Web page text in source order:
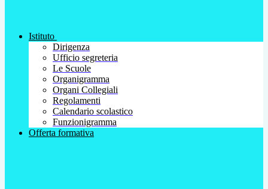
Istituto
Dirigenza
Ufficio segreteria
Le Scuole
Organigramma
Organi Collegiali
Regolamenti
Calendario scolastico
Funzionigramma
Offerta formativa